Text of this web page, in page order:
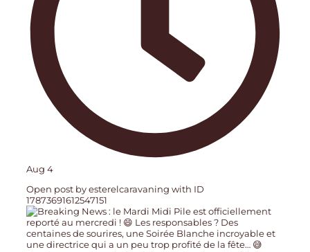
Aug 4
Open post by esterelcaravaning with ID
17873691612547151